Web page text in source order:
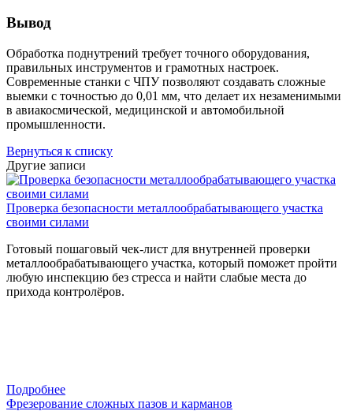
Вывод
Обработка поднутрений требует точного оборудования,
правильных инструментов и грамотных настроек.
Современные станки с ЧПУ позволяют создавать сложные
выемки с точностью до 0,01 мм, что делает их незаменимыми
в авиакосмической, медицинской и автомобильной
промышленности.
Вернуться к списку
Другие записи
Проверка безопасности металлообрабатывающего участка
своими силами
Готовый пошаговый чек-лист для внутренней проверки
металлообрабатывающего участка, который поможет пройти
любую инспекцию без стресса и найти слабые места до
прихода контролёров.
Подробнее
Фрезерование сложных пазов и карманов